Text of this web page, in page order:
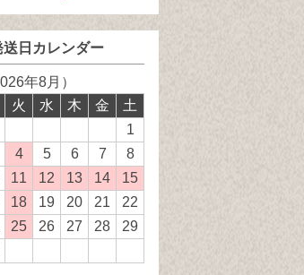
送日カレンダー
年8月）
火 水 木 金
土
1
4発
送
業
務
休
日
5 6 7
8
11 発
送
業
務
休
12 発
送
業
務
休
13 発
送
業
務
休
14 発
送
業
務
休
15
務
休
18 発
送
務
19 20 21
22
25 発26 27 28
29